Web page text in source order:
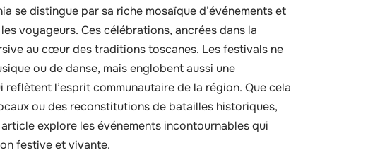
se distingue par sa riche mosaïque d’événements et
voyageurs. Ces célébrations, ancrées dans la
au cœur des traditions toscanes. Les festivals ne
ou de danse, mais englobent aussi une
l’esprit communautaire de la région. Que cela
ou des reconstitutions de batailles historiques,
explore les événements incontournables qui
festive et vivante.